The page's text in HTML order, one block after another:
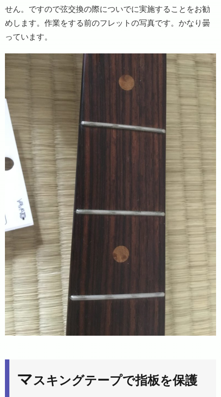
せん。ですので弦交換の際についでに実施することをお勧
めします。作業をする前のフレットの写真です。かなり曇
っています。
マ スキングテープで指板を保護